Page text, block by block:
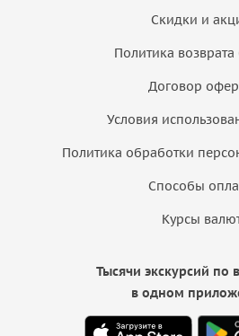
Скидки и
Политика возврата
Договор
Условия
Политика обработки
Способы
Курсы
Тысячи экскурсий по
в одном